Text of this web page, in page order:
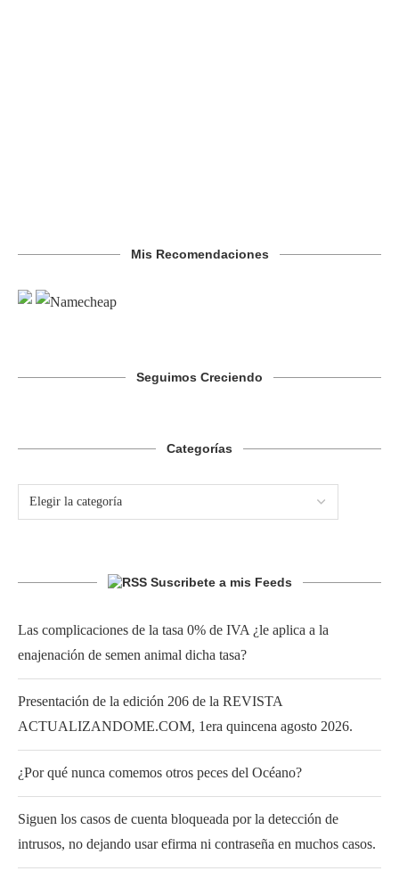
Mis Recomendaciones
Seguimos Creciendo
Categorías
Suscribete a mis Feeds
Las complicaciones de la tasa 0% de IVA ¿le aplica a la
enajenación de semen animal dicha tasa?
Presentación de la edición 206 de la REVISTA
ACTUALIZANDOME.COM, 1era quincena agosto 2026.
¿Por qué nunca comemos otros peces del Océano?
Siguen los casos de cuenta bloqueada por la detección de
intrusos, no dejando usar efirma ni contraseña en muchos casos.